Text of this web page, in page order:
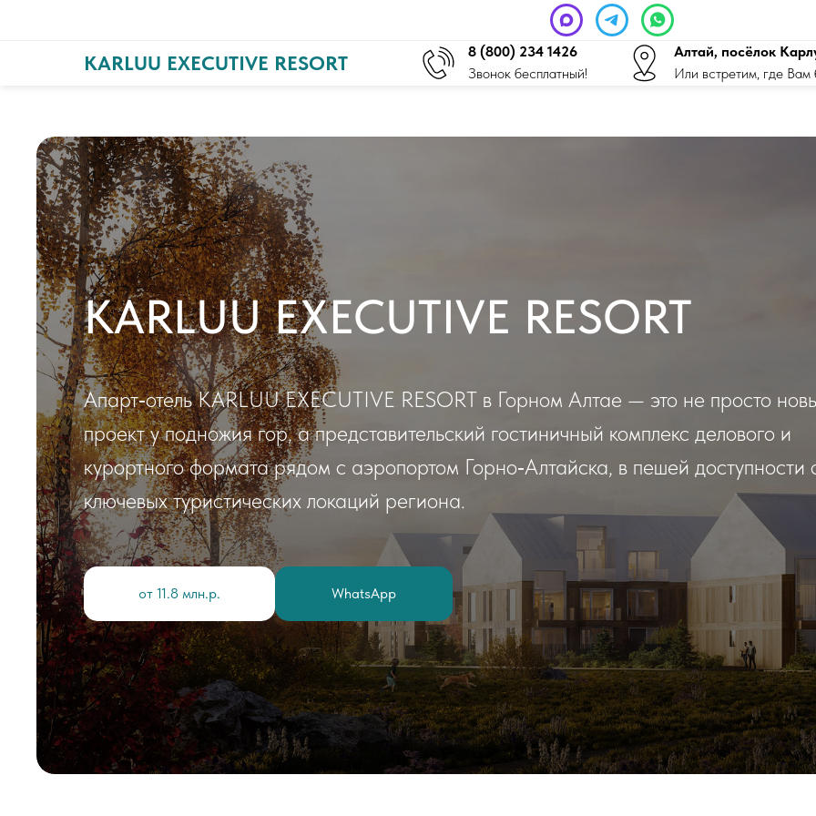
KARLUU EXECUTIVE RESORT
8 (800) 234 1426
Звонок бесплатный!
Алтай, посёлок
Или встретим, где Вам
KARLUU EXECUTIVE RESORT
Апарт‑отель KARLUU EXECUTIVE RESORT в Горном Алтае — это не просто
проект у подножия гор, а представительский гостиничный комплекс делового и
курортного формата рядом с аэропортом Горно‑Алтайска, в пешей доступности
ключевых туристических локаций региона.
от 11.8 млн.р. WhatsApp